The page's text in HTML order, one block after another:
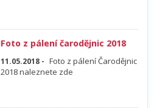
Foto z pálení čarodějnic 2018
11.05.2018 - Foto z pálení Čarodějnic
2018 naleznete zde